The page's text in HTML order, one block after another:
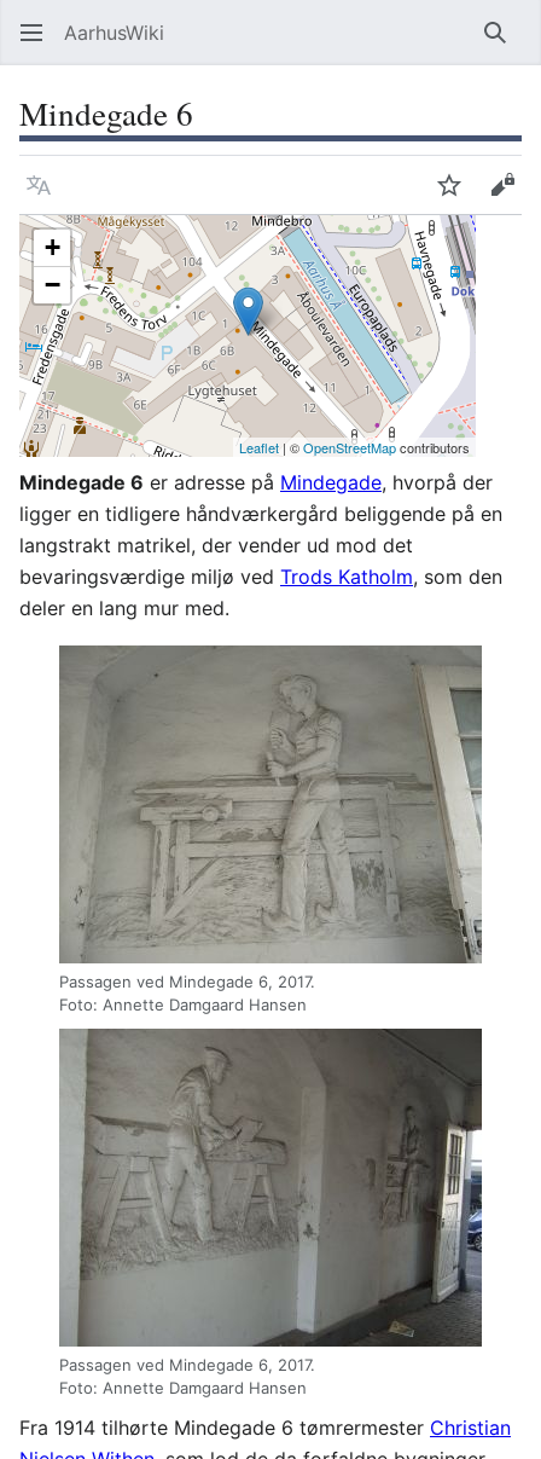
AarhusWiki Søg
Mindegade 6
Sprog OvervågVis
+
−
Leaflet | ©OpenStreetMapcontributors
Mindegade 6 er adresse på Mindegade, hvorpå der
ligger en tidligere håndværkergård beliggende på en
langstrakt matrikel, der vender ud mod det
bevaringsværdige miljø ved Trods Katholm, som den
deler en lang mur med.
Passagen ved Mindegade 6, 2017.
Foto: Annette Damgaard Hansen
Passagen ved Mindegade 6, 2017.
Foto: Annette Damgaard Hansen
Fra 1914 tilhørte Mindegade 6 tømrermester Christian